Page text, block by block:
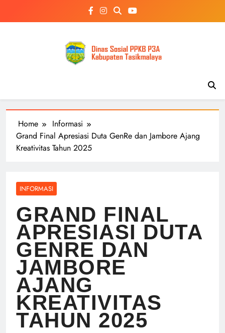
Home
Informasi
Grand Final Apresiasi Duta GenRe dan Jambore Ajang
Kreativitas Tahun 2025
INFORMASI
GRAND FINAL
APRESIASI DUTA
GENRE DAN
JAMBORE
AJANG
KREATIVITAS
TAHUN 2025